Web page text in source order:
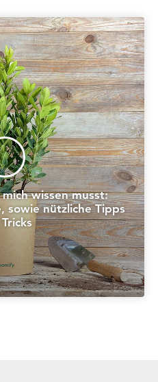
wissen musst:
sowie nützliche Tipps